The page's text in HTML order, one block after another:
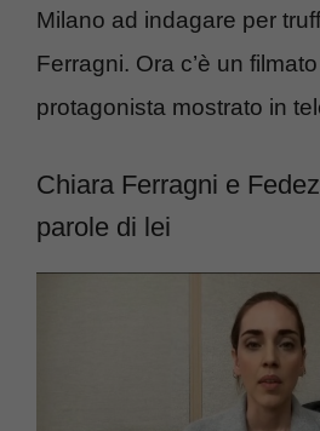
Milano ad indagare per
Ferragni. Ora c’è un
protagonista mostrato in
Chiara Ferragni e
parole di lei